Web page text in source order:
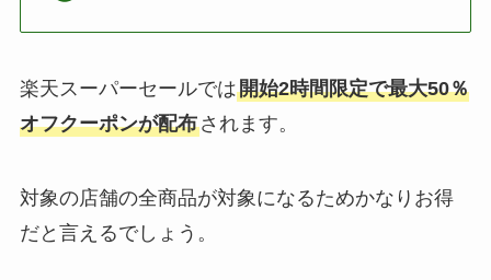
楽天スーパーセールでは開始2時間限定で最大50％
オフクーポンが配布されます。
対象の店舗の全商品が対象になるためかなりお得
だと言えるでしょう。